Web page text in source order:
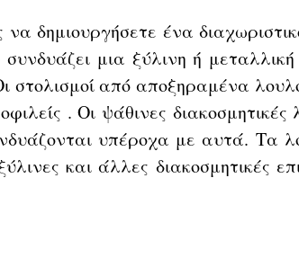
να δημιουργήσετε ένα
μια ξύλινη ή
στολισμοί από αποξηραμένα
. Οι ψάθινες
υπέροχα με αυτά. Τα
και άλλες διακοσμητικές